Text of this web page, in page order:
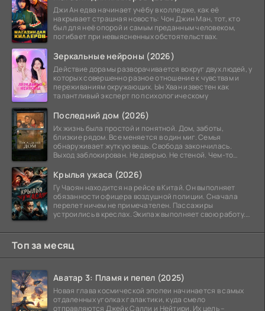
Джи Ан едва начинает учёбу в колледже, как её
накрывает страшная новость: Чон Джин Ман, тот, кто
был для неё опорой и самым преданным человеком,
погибает при невыясненных обстоятельствах.
Зеркальные нейроны (2026)
Действие дорамы разворачивается вокруг двух людей, у
которых совершенно разное отношение к чувствам и
переживаниям окружающих. Ын Хван известен как
талантливый эксперт по психологическому
Последний дом (2026)
Их жизнь была простой и понятной. Дом, заботы,
близкие рядом. Все меняется в один миг. Семья
обнаруживает жуткую вещь. Свобода закончилась.
Выход заблокирован. Не дверью. Не стеной. Чем-то
Крылья ужаса (2026)
Гу Чаоян находится на рейсе в Китай. Он выполняет
обязанности офицера воздушной полиции. Сначала
перелет ничем не примечателен. Пассажиры
устроились в креслах. Экипаж выполняет свою работу.
Топ за месяц
Аватар 3: Пламя и пепел (2025)
Новая глава космической эпопеи начинается в самых
отдаленных уголках галактики, куда смело
отправляются Джейк Салли и Нейтири. Их цель –